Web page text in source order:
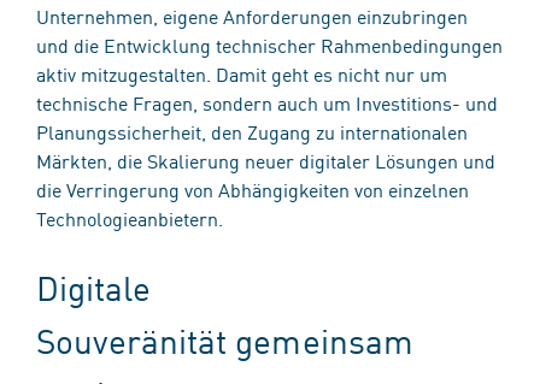
Unternehmen, eigene Anforderungen einzubringen
und die Entwicklung technischer Rahmenbedingungen
aktiv mitzugestalten. Damit geht es nicht nur um
technische Fragen, sondern auch um Investitions- und
Planungssicherheit, den Zugang zu internationalen
Märkten, die Skalierung neuer digitaler Lösungen und
die Verringerung von Abhängigkeiten von einzelnen
Technologieanbietern.
Digitale
Souveränität gemeinsam